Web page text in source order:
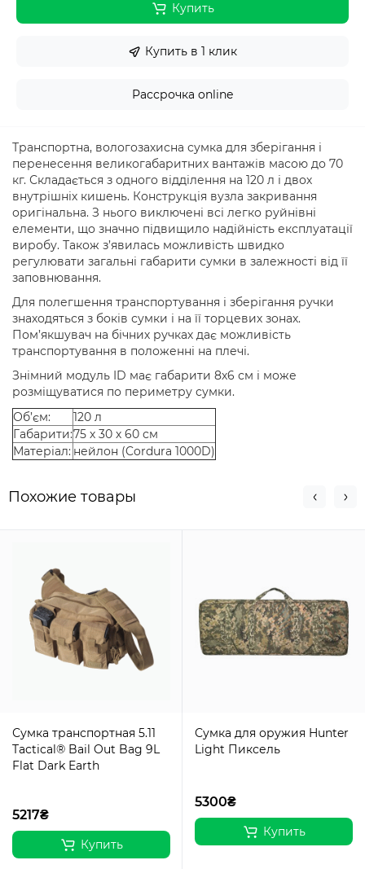
Купить
Купить в 1 клик
Рассрочка online
Транспортна, вологозахисна сумка для зберігання і
перенесення великогабаритних вантажів масою до 70
кг. Складається з одного відділення на 120 л і двох
внутрішніх кишень. Конструкція вузла закривання
оригінальна. З нього виключені всі легко руйнівні
елементи, що значно підвищило надійність експлуатації
виробу. Також з’явилась можливість швидко
регулювати загальні габарити сумки в залежності від її
заповнювання.
Для полегшення транспортування і зберігання ручки
знаходяться з боків сумки і на її торцевих зонах.
Пом’якшувач на бічних ручках дає можливість
транспортування в положенні на плечі.
Знімний модуль ID має габарити 8х6 см і може
розміщуватися по периметру сумки.
Об’єм:
120 л
Габарити:75 х 30 х 60 см
Матеріал: нейлон (Cordura 1000D)
Похожие товары
Сумка транспортная 5.11
Tactical® Bail Out Bag 9L
Flat Dark Earth
5217₴
Купить
Сумка для оружия Hunter
Light Пиксель
5300₴
Купить